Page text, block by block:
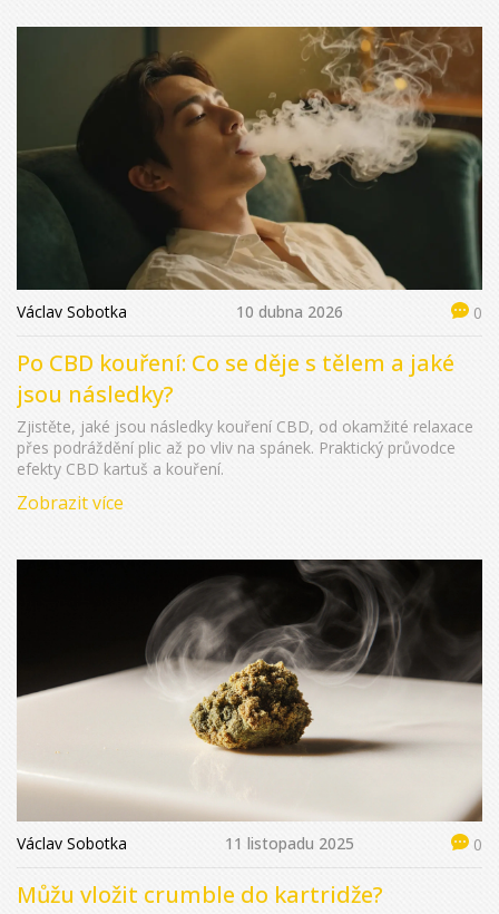
Václav Sobotka 10 dubna 2026 0
Po CBD kouření: Co se děje s tělem a jaké
jsou následky?
Zjistěte, jaké jsou následky kouření CBD, od okamžité relaxace
přes podráždění plic až po vliv na spánek. Praktický průvodce
efekty CBD kartuš a kouření.
Zobrazit více
Václav Sobotka 11 listopadu 2025 0
Můžu vložit crumble do kartridže?